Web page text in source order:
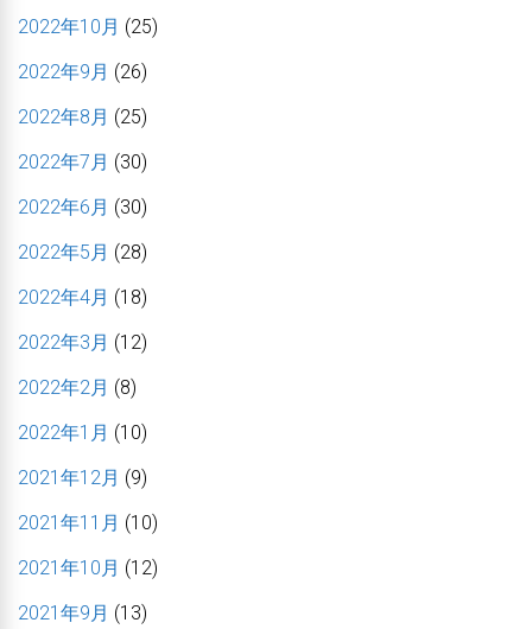
2022年10月 (25)
2022年9月 (26)
2022年8月 (25)
2022年7月 (30)
2022年6月 (30)
2022年5月 (28)
2022年4月 (18)
2022年3月 (12)
2022年2月 (8)
2022年1月 (10)
2021年12月 (9)
2021年11月 (10)
2021年10月 (12)
2021年9月 (13)